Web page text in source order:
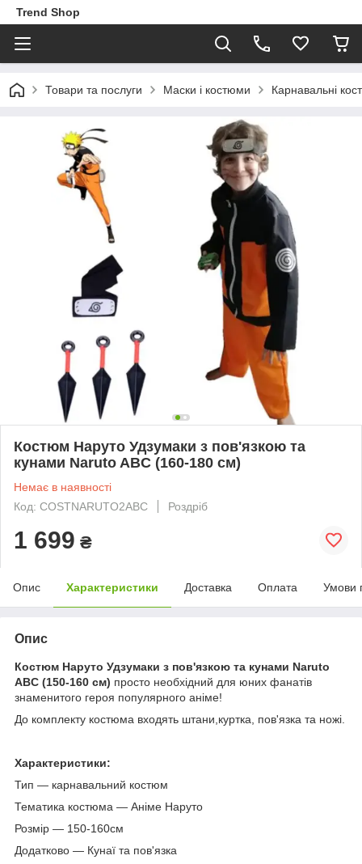
Trend Shop
Товари та послуги Маски і костюми Карнавальні
Костюм Наруто Удзумаки з пов'язкою та
кунами Naruto ABC (160-180 см)
Немає в наявності
Код: COSTNARUTO2ABC
Роздріб
1 699 ₴
Опис Характеристики Доставка Оплата Умови
Опис
Костюм Наруто Удзумаки з пов'язкою та кунами Naruto
ABC (150-160 см) просто необхідний для юних фанатів
знаменитого героя популярного аніме!
До комплекту костюма входять штани,куртка, пов'язка та ножі.
Характеристики:
Тип — карнавальний костюм
Тематика костюма — Аніме Наруто
Розмір — 150-160см
Додатково — Кунаї та пов'язка